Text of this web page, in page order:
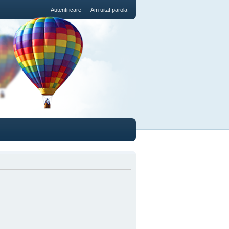
Autentificare Am uitat parola